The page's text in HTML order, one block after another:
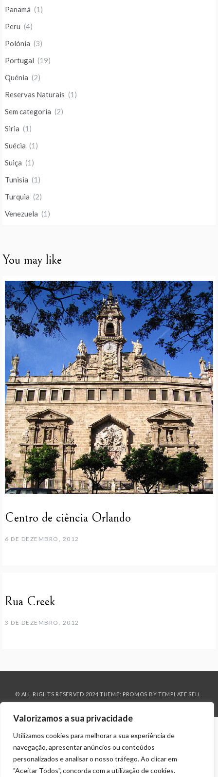
Valorizamos a sua privacidade
Utilizamos cookies para melhorar a sua experiência de
navegação, apresentar anúncios ou conteúdos
personalizados e analisar o nosso tráfego. Ao clicar em
"Aceitar Todos", concorda com a utilização de cookies.
Panamá (1)
Peru (4)
Polónia (3)
Portugal (19)
Quénia (2)
Reservas Naturais (1)
Sem categoria (2)
Siria (1)
Suécia (1)
Suiça (1)
Tunisia (1)
Turquia (2)
Venezuela (1)
You may like
Centro de ciência Orlando
6 DE DEZEMBRO, 2012
Rua Creek
3 DE DEZEMBRO, 2012
© ALL RIGHTS RESERVED 2024 THEME: PROMOS BY TEMPLATE SELL